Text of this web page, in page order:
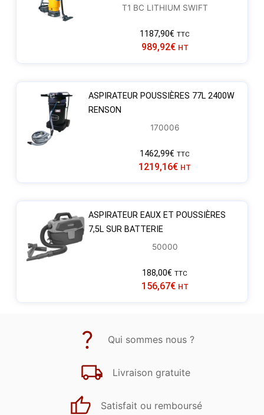
T1 BC LITHIUM SWIFT
1187,90€ TTC
989,92€ HT
ASPIRATEUR POUSSIÈRES 77L 2400W
RENSON
170006
1462,99€ TTC
1219,16€ HT
ASPIRATEUR EAUX ET POUSSIÈRES
7,5L SUR BATTERIE
50000
188,00€ TTC
156,67€ HT
Qui sommes nous ?
Livraison gratuite
Satisfait ou remboursé